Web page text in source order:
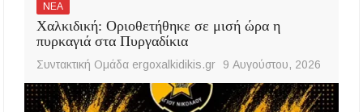
ΝΕΑ
Χαλκιδική: Οριοθετήθηκε σε μισή ώρα η
πυρκαγιά στα Πυργαδίκια
Συντακτική Ομάδα ergoxalkidikis.gr 9 Αυγούστου, 2026